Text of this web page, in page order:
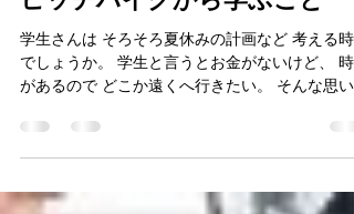
便利屋あんしんLife
Jul 3, 2025
3 min read
ヒッチハイクから学ぶこと